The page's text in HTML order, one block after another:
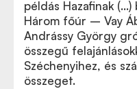
példás Hazafinak
Három főúr – Vay
Andrássy György
összegű
Széchenyihez, és
összeget.